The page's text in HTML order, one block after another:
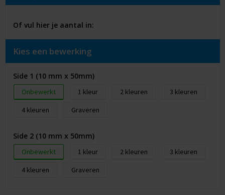
Of vul hier je aantal in:
Kies een bewerking
Side 1 (10 mm x 50mm)
Onbewerkt 1 2
3
4
Graveren
Side 2 (10 mm x 50mm)
Onbewerkt 1 2
3
4
Graveren